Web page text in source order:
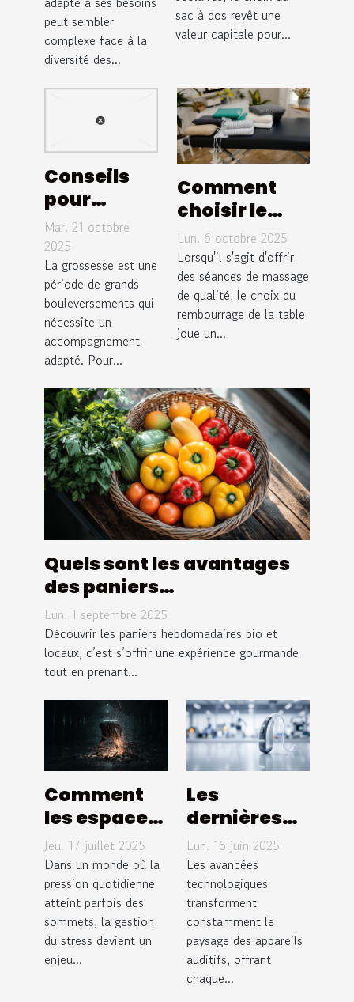
vos
besoins ?
peut sembler
complexe face à la
diversité des...
scolaires ?
sac à dos revêt une
valeur capitale pour...
Conseils
pour
choisir les
meilleurs
soutiens
durant la
grossesse
Mar. 21 octobre
2025
La grossesse est une
période de grands
bouleversements qui
nécessite un
accompagnement
adapté. Pour...
Comment
choisir le
rembourrage
idéal pour
votre table
de massage ?
Lun. 6 octobre 2025
Lorsqu'il s'agit d'offrir
des séances de massage
de qualité, le choix du
rembourrage de la table
joue un...
Quels sont les avantages
des paniers
hebdomadaires bio et
locaux ?
Lun. 1 septembre 2025
Découvrir les paniers hebdomadaires bio et
locaux, c’est s’offrir une expérience gourmande
tout en prenant...
Comment
les espaces
de rage
peuvent
transformer
la gestion
du stress ?
Jeu. 17 juillet 2025
Dans un monde où la
pression quotidienne
atteint parfois des
sommets, la gestion
du stress devient un
enjeu...
Les
dernières
avancées
en appareils
auditifs
pour 2025
Lun. 16 juin 2025
Les avancées
technologiques
transforment
constamment le
paysage des appareils
auditifs, offrant
chaque...